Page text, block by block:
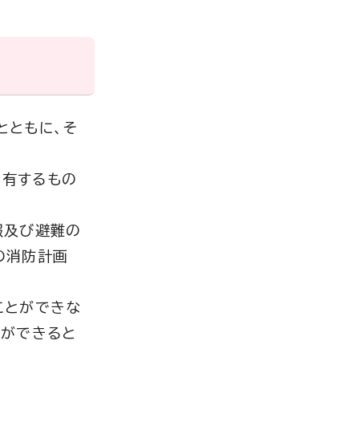
もに、そ
するもの
及び避難の
消防計画
とができな
できると